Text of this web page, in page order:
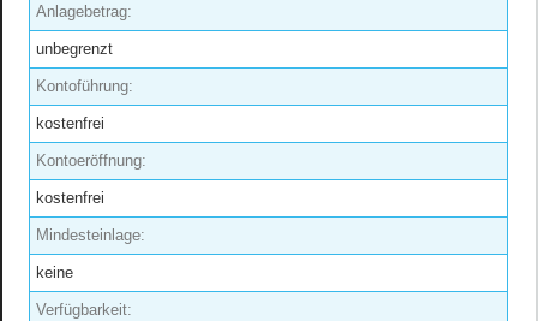
Anlagebetrag:
unbegrenzt
Kontoführung:
kostenfrei
Kontoeröffnung:
kostenfrei
Mindesteinlage:
keine
Verfügbarkeit: